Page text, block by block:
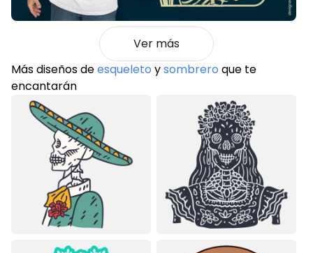
Ver más
Más diseños deesqueleto ysombrero que te
encantarán